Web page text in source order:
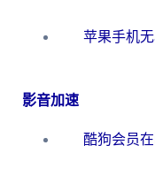
影音加速